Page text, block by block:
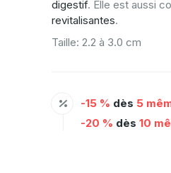
digestif. Elle est aussi
revitalisantes.
Taille: 2.2 à 3.0 cm
-15 % dès 5
-20 % dès 10